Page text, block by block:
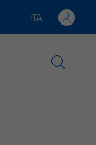
Lingua attiva:
ITA